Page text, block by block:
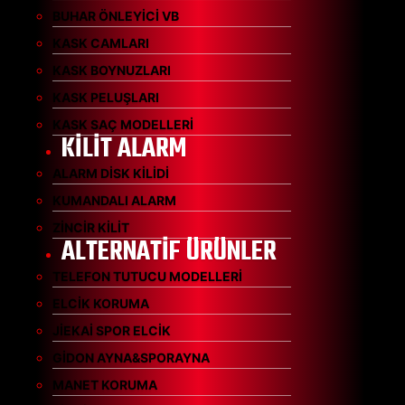
BUHAR ÖNLEYİCİ VB
KASK CAMLARI
KASK BOYNUZLARI
KASK PELUŞLARI
KASK SAÇ MODELLERİ
KİLİT ALARM
ALARM DİSK KİLİDİ
KUMANDALI ALARM
ZİNCİR KİLİT
ALTERNATİF ÜRÜNLER
TELEFON TUTUCU MODELLERİ
ELCİK KORUMA
JİEKAİ SPOR ELCİK
GİDON AYNA&SPORAYNA
MANET KORUMA